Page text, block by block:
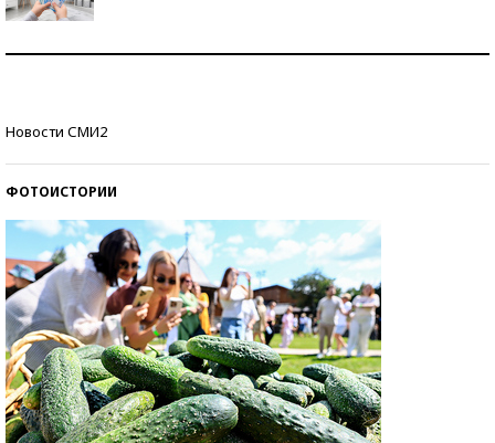
Новости СМИ2
ФОТОИСТОРИИ